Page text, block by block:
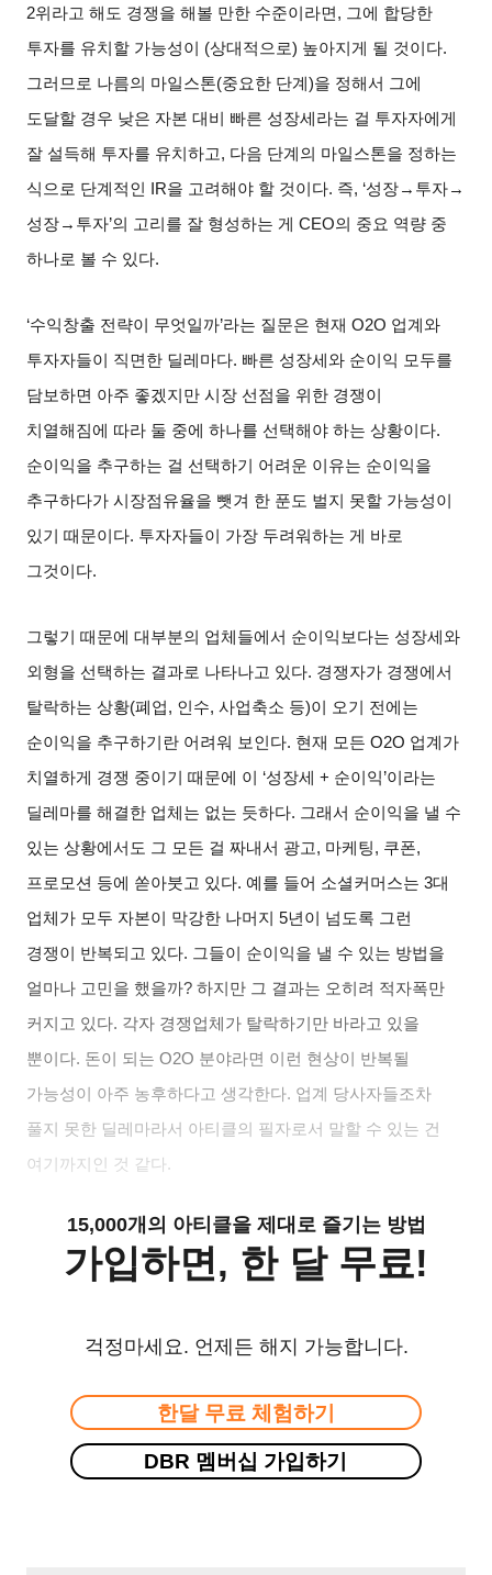
2위라고 해도 경쟁을 해볼 만한 수준이라면 , 그에 합당한
투자를 유치할 가능성이
(상대적으로) 높아지게 될 것이다.
그러므로 나름의 마일스톤(중요한 단계)을 정해서 그에
도달할 경우 낮은 자본 대비 빠른 성장세라는 걸 투자자에게
잘 설득해 투자를 유치하고, 다음 단계의 마일스톤을 정하는
식으로 단계적인
IR을 고려해야 할 것이다. 즉, ‘성장→ 투자→
성장→ 투자’의 고리를 잘 형성하는 게 CEO의 중요 역량 중
하나로 볼 수 있다.
‘수익창출 전략이 무엇일까’라는 질문은 현재 O2O 업계와
투자자들이 직면한 딜레마다. 빠른 성장세와 순이익 모두를
담보하면 아주 좋겠지만 시장 선점을 위한 경쟁이
치열해짐에 따라 둘 중에 하나를 선택해야 하는 상황이다.
순이익을 추구하는 걸 선택하기 어려운 이유는 순이익을
추구하다가 시장점유율을 뺏겨 한 푼도 벌지 못할 가능성이
있기 때문이다. 투자자들이 가장 두려워하는 게 바로
그것이다.
그렇기 때문에 대부분의 업체들에서 순이익보다는 성장세와
외형을 선택하는 결과로 나타나고 있다. 경쟁자가 경쟁에서
탈락하는 상황(폐업, 인수,사업축소 등)이 오기 전에는
순이익을 추구하기란 어려워 보인다. 현재 모든 O2O 업계가
치열하게 경쟁 중이기 때문에 이
‘성장세 + 순이익’이라는
딜레마를 해결한 업체는 없는 듯하다. 그래서 순이익을 낼 수
있는 상황에서도 그 모든 걸 짜내서 광고, 마케팅, 쿠폰,
프로모션 등에 쏟아붓고 있다.예를 들어 소셜커머스는 3대
업체가 모두 자본이 막강한 나머지 5년이 넘도록 그런
경쟁이 반복되고 있다. 그들이 순이익을 낼 수 있는 방법을
얼마나 고민을 했을까?하지만 그 결과는 오히려 적자폭만
커지고 있다. 각자 경쟁업체가 탈락하기만 바라고 있을
뿐이다. 돈이 되는 O2O 분야라면 이런 현상이 반복될
가능성이 아주 농후하다고 생각한다. 업계 당사자들조차
풀지 못한 딜레마라서 아티클의 필자로서 말할 수 있는 건
여기까지인 것 같다 .
15,000개의 아티클을 제대로 즐기는 방법
가입하면, 한 달 무료!
걱정마세요. 언제든 해지 가능합니다.
한달 무료 체험하기
DBR 멤버십 가입하기